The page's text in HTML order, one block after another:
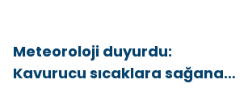
Meteoroloji duyurdu:
Kavurucu sıcaklara sağanak